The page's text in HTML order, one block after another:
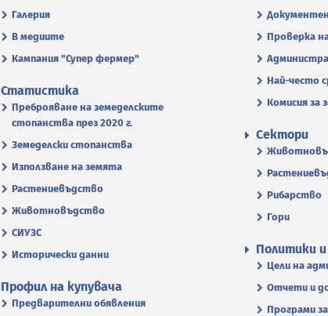
Галерия
В медиите
Кампания "Супер фермер"
Проверка
Най-често
Комисия за
Статистика
Преброяване на земеделските
стопанства през 2020 г.
Земеделски стопанства
Използване на земята
Растениевъдство
Животновъдство
СИУЗС
Исторически данни
Сектори
Рибарство
Гори
Политики
Цели на
Отчети и
Програми
Профил на купувача
Предварителни обявления